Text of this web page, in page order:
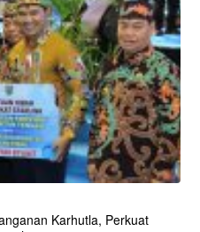
Karhutla, Perkuat